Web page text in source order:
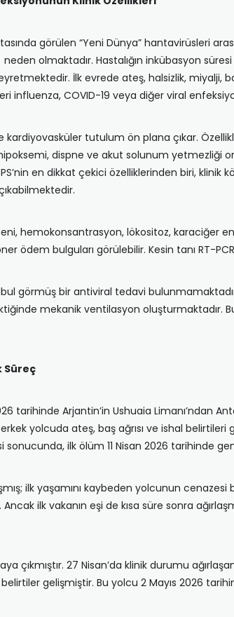
görülen “Yeni Dünya” hantavirüsleri
olmaktadır. Hastalığın inkübasyon
İlk evrede ateş, halsizlik, miyalji,
influenza, COVID-19 veya diğer viral
tutulum ön plana çıkar.
dispne ve akut solunum yetmezliği
en dikkat çekici özelliklerinden biri,
hemokonsantrasyon, lökositoz, karaciğer
ödem bulguları görülebilir. Kesin tanı RT-
görmüş bir antiviral tedavi
mekanik ventilasyon oluşturmaktadır.
Süreç
tarihinde Arjantin’in Ushuaia Limanı’ndan
yolcuda ateş, baş ağrısı ve ishal
sonucunda, ilk ölüm 11 Nisan 2026 tarihinde
ilk yaşamını kaybeden yolcunun
ilk vakanın eşi de kısa süre sonra
çıkmıştır. 27 Nisan’da klinik durumu
gelişmiştir. Bu yolcu 2 Mayıs 2026